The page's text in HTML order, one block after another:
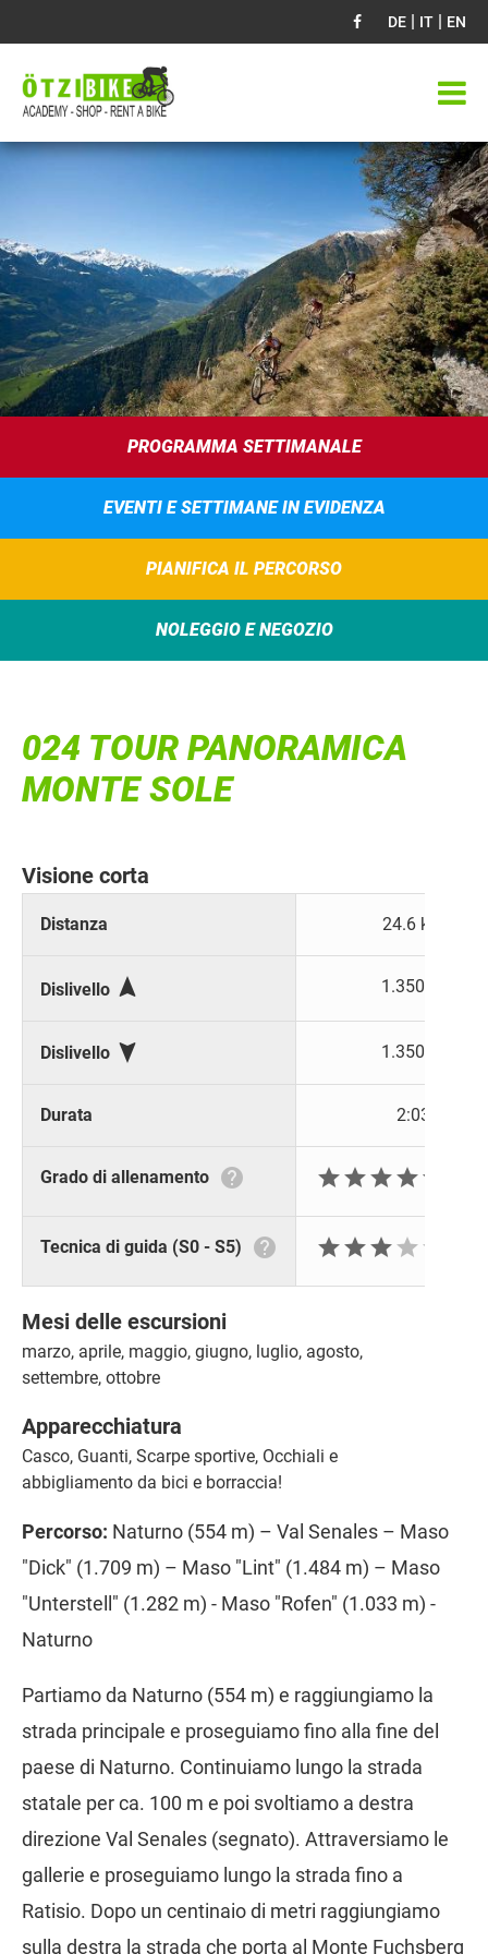
DE | IT | EN
PROGRAMMA SETTIMANALE
EVENTI E SETTIMANE IN EVIDENZA
PIANIFICA IL PERCORSO
NOLEGGIO E NEGOZIO
024 TOUR PANORAMICA
MONTE SOLE
Visione corta
Distanza 24.6 km
Dislivello  1.350 m
Dislivello  1.350 m
Durata 2:03 h
Grado di allenamento  

Tecnica di guida (S0 - S5)  
Mesi delle escursioni
marzo, aprile, maggio, giugno, luglio, agosto,
settembre, ottobre
Apparecchiatura
Casco, Guanti, Scarpe sportive, Occhiali e
abbigliamento da bici e borraccia!
Percorso: Naturno (554 m) – Val Senales – Maso
"Dick" (1.709 m) – Maso "Lint" (1.484 m) – Maso
"Unterstell" (1.282 m) - Maso "Rofen" (1.033 m) -
Naturno
Partiamo da Naturno (554 m) e raggiungiamo la
strada principale e proseguiamo fino alla fine del
paese di Naturno. Continuiamo lungo la strada
statale per ca. 100 m e poi svoltiamo a destra
direzione Val Senales (segnato). Attraversiamo le
gallerie e proseguiamo lungo la strada fino a
Ratisio. Dopo un centinaio di metri raggiungiamo
sulla destra la strada che porta al Monte Fuchsberg